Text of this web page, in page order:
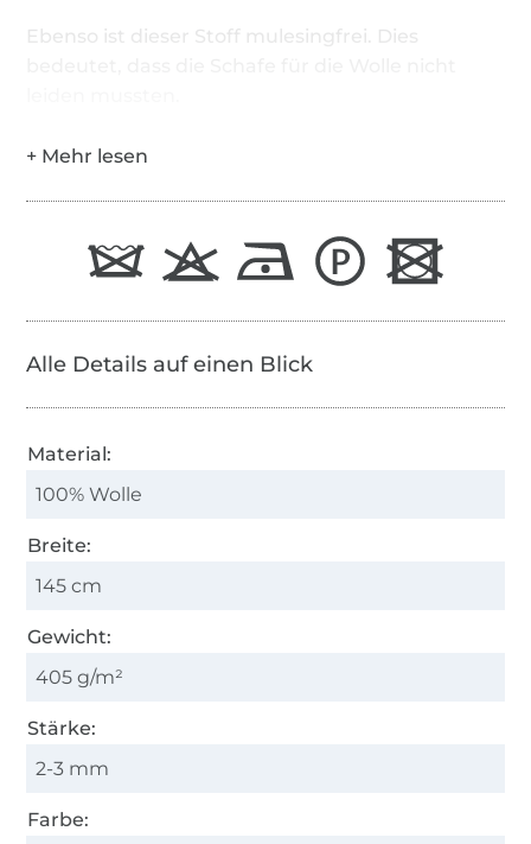
Ebenso ist dieser Stoff mulesingfrei. Dies
Alle Details auf einen Blick
Material:
100% Wolle
Breite:
145 cm
Gewicht:
405 g/m²
Stärke:
2-3 mm
Farbe: